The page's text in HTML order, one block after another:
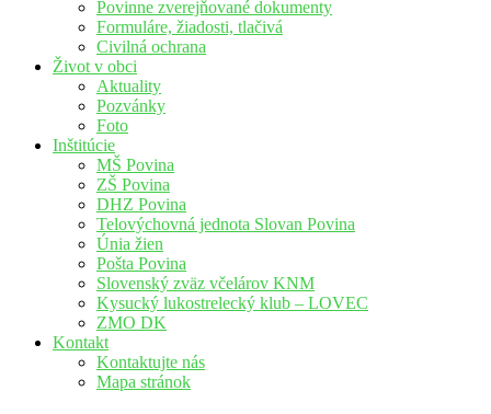
Povinne zverejňované dokumenty
Formuláre, žiadosti, tlačivá
Civilná ochrana
Život v obci
Aktuality
Pozvánky
Foto
Inštitúcie
MŠ Povina
ZŠ Povina
DHZ Povina
Telovýchovná jednota Slovan Povina
Únia žien
Pošta Povina
Slovenský zväz včelárov KNM
Kysucký lukostrelecký klub – LOVEC
ZMO DK
Kontakt
Kontaktujte nás
Mapa stránok